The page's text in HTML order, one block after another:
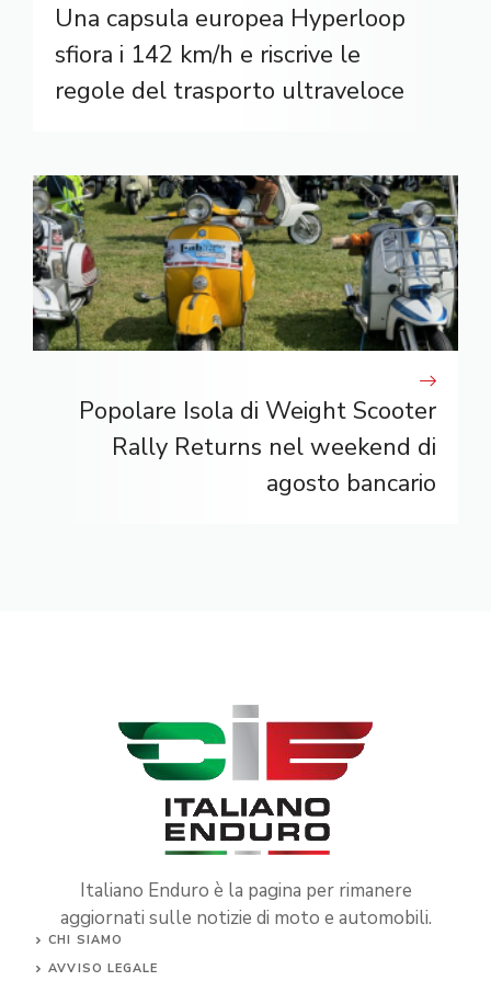
Una capsula europea Hyperloop
sfiora i 142 km/h e riscrive le
regole del trasporto ultraveloce
Popolare Isola di Weight Scooter
Rally Returns nel weekend di
agosto bancario
Italiano Enduro è la pagina per rimanere
aggiornati sulle notizie di moto e automobili.
CHI SIAMO
AVVISO LEGALE